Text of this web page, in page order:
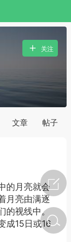
关注
文章 帖子
的月亮就会
月亮由满逐
的视线中。
成15日或16